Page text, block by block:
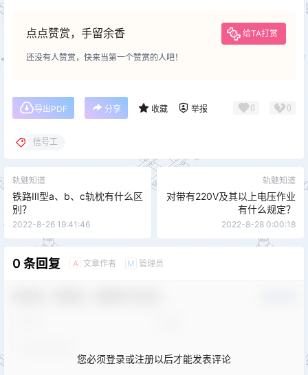
点点赞赏，手留余香 给TA打赏
还没有人赞赏，快来当第一个赞赏的人吧！
导出PDF 分享 收藏 举报 0 0
信号工
轨魅知道
铁路Ⅲ型a、b、c轨枕有什么区
别？
2022-8-26 19:41:46
轨魅知道
对带有220V及其以上电压作业
有什么规定？
2022-8-28 0:00:18
0 条回复 A 文章作者 M 管理员
您必须登录或注册以后才能发表评论